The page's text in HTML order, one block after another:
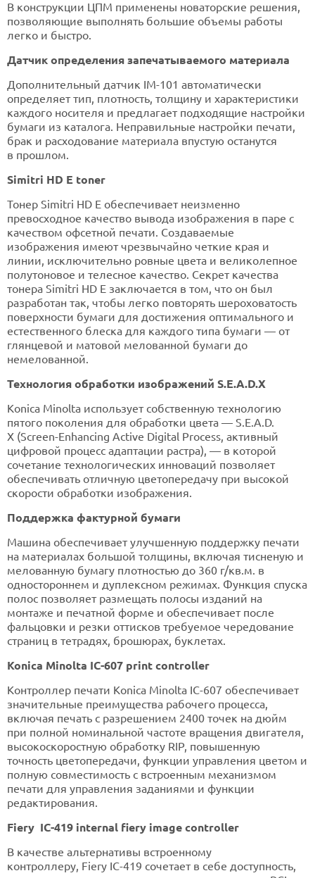
В конструкции ЦПМ применены новаторские решения,
позволяющие выполнять большие объемы работы
легко и быстро.
Датчик определения запечатываемого материала
Дополнительный датчик IM-101 автоматически
определяет тип, плотность, толщину и характеристики
каждого носителя и предлагает подходящие настройки
бумаги из каталога. Неправильные настройки печати,
брак и расходование материала впустую останутся
в прошлом.
Simitri HD E toner
Тонер Simitri HD E обеспечивает неизменно
превосходное качество вывода изображения в паре с
качеством офсетной печати. Создаваемые
изображения имеют чрезвычайно четкие края и
линии, исключительно ровные цвета и великолепное
полутоновое и телесное качество. Секрет качества
тонера Simitri HD E заключается в том, что он был
разработан так, чтобы легко повторять шероховатость
поверхности бумаги для достижения оптимального и
естественного блеска для каждого типа бумаги — от
глянцевой и матовой мелованной бумаги до
немелованной.
Технология обработки изображений S.E.A.D.X
Konica Minolta использует собственную технологию
пятого поколения для обработки цвета — S.E.A.D.
X (Screen-Enhancing Active Digital Process, активный
цифровой процесс адаптации растра), — в которой
сочетание технологических инноваций позволяет
обеспечивать отличную цветопередачу при высокой
скорости обработки изображения.
Поддержка фактурной бумаги
Машина обеспечивает улучшенную поддержку печати
на материалах большой толщины, включая тисненую и
мелованную бумагу плотностью до 360 г/кв.м. в
одностороннем и дуплексном режимах. Функция спуска
полос позволяет размещать полосы изданий на
монтаже и печатной форме и обеспечивает после
фальцовки и резки оттисков требуемое чередование
страниц в тетрадях, брошюрах, буклетах.
Konica Minolta IC-607 print controller
Контроллер печати Konica Minolta IC-607 обеспечивает
значительные преимущества рабочего процесса,
включая печать с разрешением 2400 точек на дюйм
при полной номинальной частоте вращения двигателя,
высокоскоростную обработку RIP, повышенную
точность цветопередачи, функции управления цветом и
полную совместимость с встроенным механизмом
печати для управления заданиями и функции
редактирования.
Fiery IC-419 internal fiery image controller
В качестве альтернативы встроенному
контроллеру, Fiery IC-419 сочетает в себе доступность,